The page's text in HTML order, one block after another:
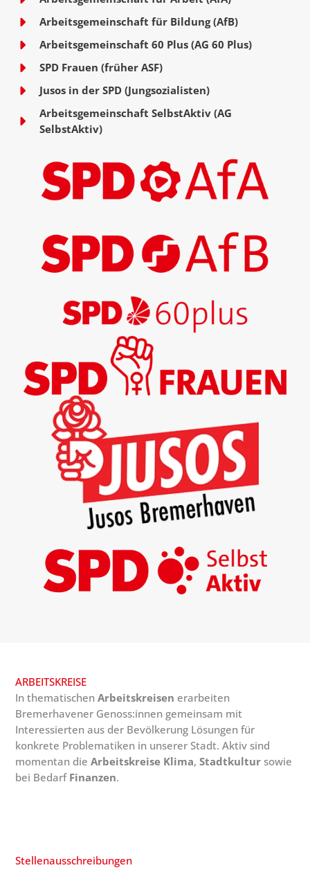
Arbeitsgemeinschaft für Bildung (AfB)
Arbeitsgemeinschaft 60 Plus (AG 60 Plus)
SPD Frauen (früher ASF)
Jusos in der SPD (Jungsozialisten)
Arbeitsgemeinschaft SelbstAktiv (AG
SelbstAktiv)
ARBEITSKREISE
In thematischenArbeitskreisen erarbeiten
Bremerhavener Genoss:innen gemeinsam mit
Interessierten aus der Bevölkerung Lösungen für
konkrete Problematiken in unserer Stadt. Aktiv sind
momentan die Arbeitskreise Klima,Stadtkultur sowie
bei Bedarf Finanzen.
Stellenausschreibungen